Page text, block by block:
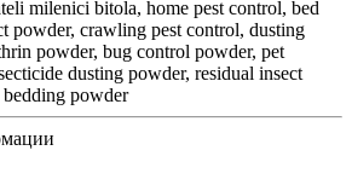
milenici bitola, home pest control, bed
powder, crawling pest control, dusting
powder, bug control powder, pet
dusting powder, residual insect
powder